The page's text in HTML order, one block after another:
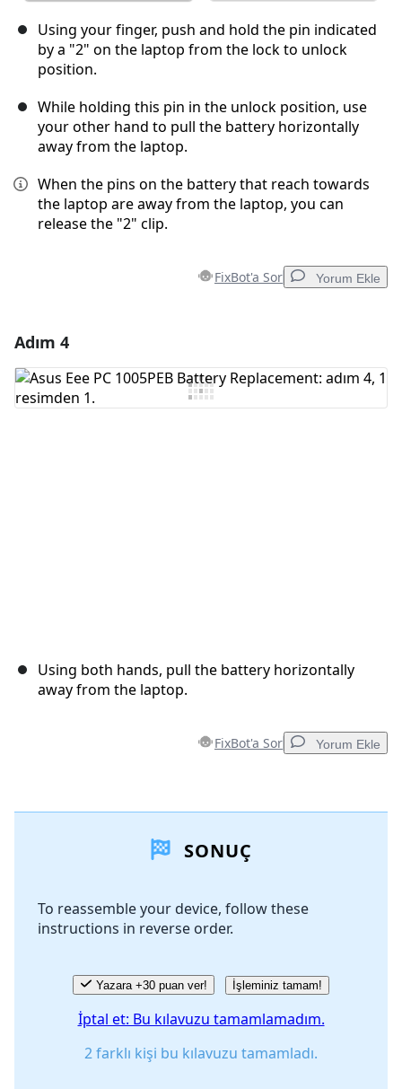
Using your finger, push and hold the pin indicated
by a "2" on the laptop from the lock to unlock
position.
While holding this pin in the unlock position, use
your other hand to pull the battery horizontally
away from the laptop.
When the pins on the battery that reach towards
the laptop are away from the laptop, you can
release the "2" clip.
FixBot'a Sor Yorum Ekle
Yorum Ekle
Adım 4
Using both hands, pull the battery horizontally
away from the laptop.
FixBot'a Sor Yorum Ekle
SONUÇ
To reassemble your device, follow these
instructions in reverse order.
Yazara +30 puan ver! İşleminiz tamam!
İptal et: Bu kılavuzu tamamlamadım.
2 farklı kişi bu kılavuzu tamamladı.